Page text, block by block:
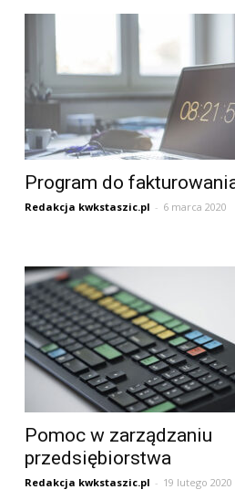
Program do
Redakcja kwkstaszic.pl - 6 marca 2020
Pomoc w zarządzaniu
przedsiębiorstwa
Redakcja kwkstaszic.pl - 19 lutego 2020